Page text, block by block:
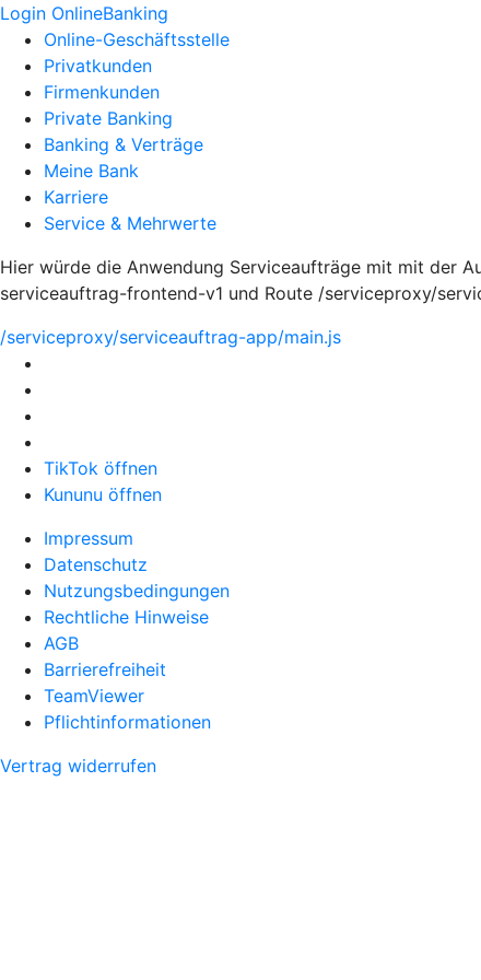
Login OnlineBanking
Online-Geschäftsstelle
Privatkunden
Firmenkunden
Private Banking
Banking & Verträge
Meine Bank
Karriere
Service & Mehrwerte
Hier würde die Anwendung Serviceaufträge mit mit der
serviceauftrag-frontend-v1 und Route /serviceproxy/
/serviceproxy/serviceauftrag-app/main.js
TikTok öffnen
Kununu öffnen
Impressum
Datenschutz
Nutzungsbedingungen
Rechtliche Hinweise
AGB
Barrierefreiheit
TeamViewer
Pflichtinformationen
Vertrag widerrufen